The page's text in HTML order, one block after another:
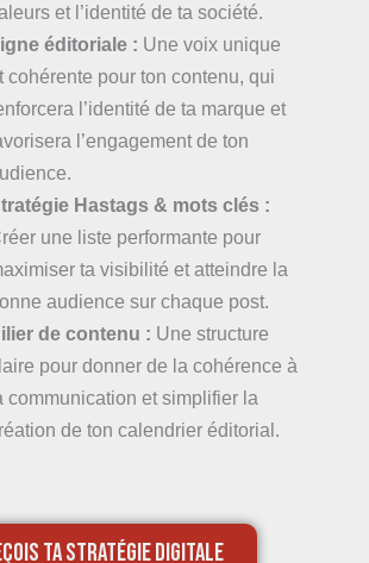
et l’identité de ta société.
éditoriale : Une voix unique
cohérente pour ton contenu, qui
l’identité de ta marque et
l’engagement de ton
Hastags & mots clés :
une liste performante pour
ta visibilité et atteindre la
audience sur chaque post.
de contenu : Une structure
pour donner de la cohérence à
communication et simplifier la
de ton calendrier éditorial.
TA STRATÉGIE DIGITALE